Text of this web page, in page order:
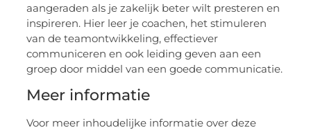
aangeraden als je zakelijk beter wilt presteren en
inspireren. Hier leer je coachen, het stimuleren
van de teamontwikkeling, effectiever
communiceren en ook leiding geven aan een
groep door middel van een goede communicatie.
Meer informatie
Voor meer inhoudelijke informatie over deze